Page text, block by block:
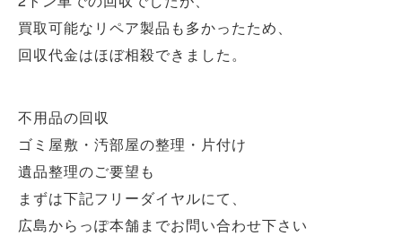
買取可能なリペア製品も多かったため、
回収代金はほぼ相殺できました。
不用品の回収
ゴミ屋敷・汚部屋の整理・片付け
遺品整理のご要望も
まずは下記フリーダイヤルにて、
広島からっぽ本舗までお問い合わせ下さい